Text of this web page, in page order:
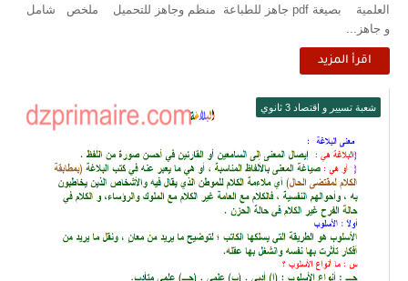
العلمية بصيغة pdf جاهز للطباعة منظم وجاهز للتحميل ملخص شامل
و جاهز...
اقرأ المزيد
شعبة تسيير و اقتصاد 3 ثانوي